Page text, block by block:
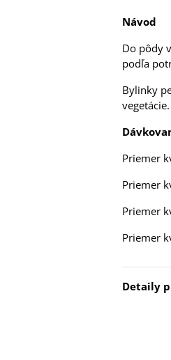
Návod
Do pôdy
podľa
Bylinky
vegetácie.
Priemer
Priemer
Priemer
Priemer
Detaily